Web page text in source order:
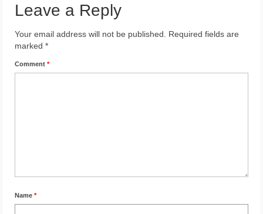
Ukraina
Latvija
Leave a Reply
Your email address will not be published.
Required fields are
marked *
Comment *
Name *